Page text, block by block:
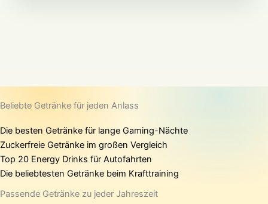
Beliebte Getränke für jeden Anlass
Die besten Getränke für lange Gaming-Nächte
Zuckerfreie Getränke im großen Vergleich
Top 20 Energy Drinks für Autofahrten
Die beliebtesten Getränke beim Krafttraining
Passende Getränke zu jeder Jahreszeit